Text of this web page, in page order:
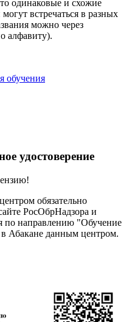
одинаковые и схожие
встречаться в разных
можно через
алфавиту).
обучения
удостоверение
обязательно
РосОбрНадзора и
по направлению "Обучение
в Абакане данным центром.